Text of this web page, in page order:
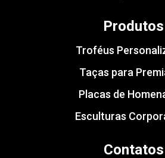
Produtos
Troféus
Taças para
Placas de
Esculturas
Contatos